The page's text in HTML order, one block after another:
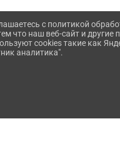
с политикой
что наш веб-сайт и другие
cookies такие как
аналитика".